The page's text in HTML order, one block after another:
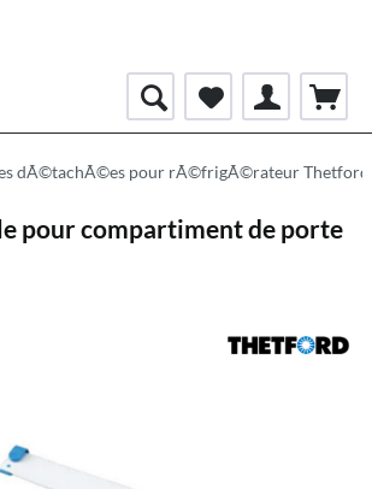
dÃ©tachÃ©es pour rÃ©frigÃ©rateur Thetford
pour compartiment de porte